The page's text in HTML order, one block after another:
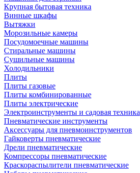
Крупная бытовая техника
Винные шкафы
Вытяжки
Морозильные камеры
Посудомоечные машины
Стиральные машины
Сушильные машины
Холодильники
Плиты
Плиты газовые
Плиты комбинированные
Плиты электрические
Электроинструменты и садовая техника
Пневматические инструменты
Аксессуары для пневмоинструментов
Гайковерты пневматические
Дрели пневматические
Компрессоры пневматические
Краскораспылители пневматические